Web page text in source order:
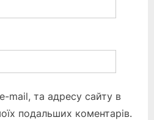
mail, та адресу сайту в
подальших коментарів.